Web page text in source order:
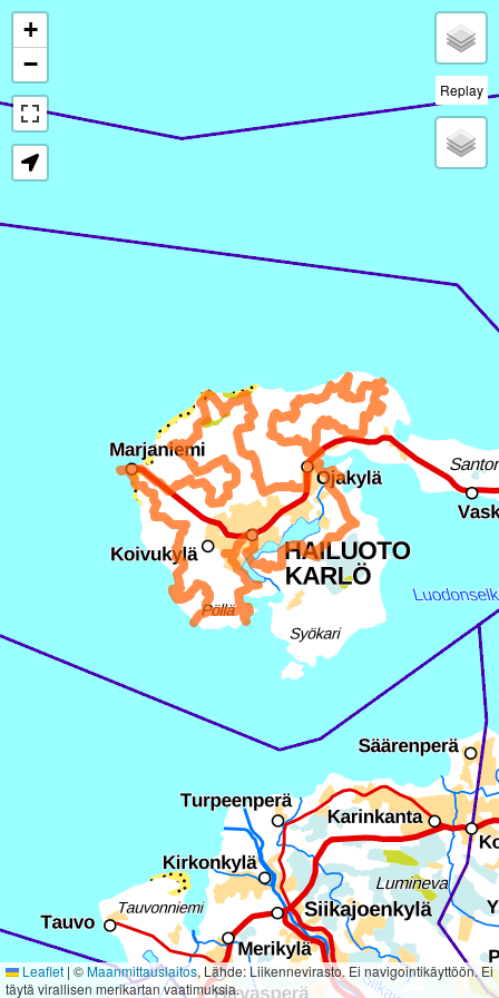
+
−
Replay
Leaflet | ©Maanmittauslaitos, Lähde: Liikennevirasto. Ei navigointikäyttöön. Ei
täytä virallisen merikartan vaatimuksia.